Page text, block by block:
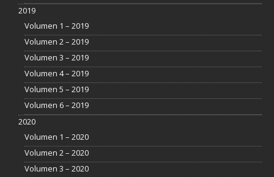
2019
Volumen 1 – 2019
Volumen 2 – 2019
Volumen 3 – 2019
Volumen 4 – 2019
Volumen 5 – 2019
Volumen 6 – 2019
2020
Volumen 1 – 2020
Volumen 2 – 2020
Volumen 3 – 2020